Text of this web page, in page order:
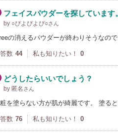
フェイスパウダーを探しています
by ○ぴよぴよぴ○さん
の消えるパウダーが終わりそうなの
数 44 私も知りたい！ 0
どうしたらいいでしょう？
by 匿名 さん
を塗らない方が肌が綺麗です。 塗る
数 76 私も知りたい！ 0